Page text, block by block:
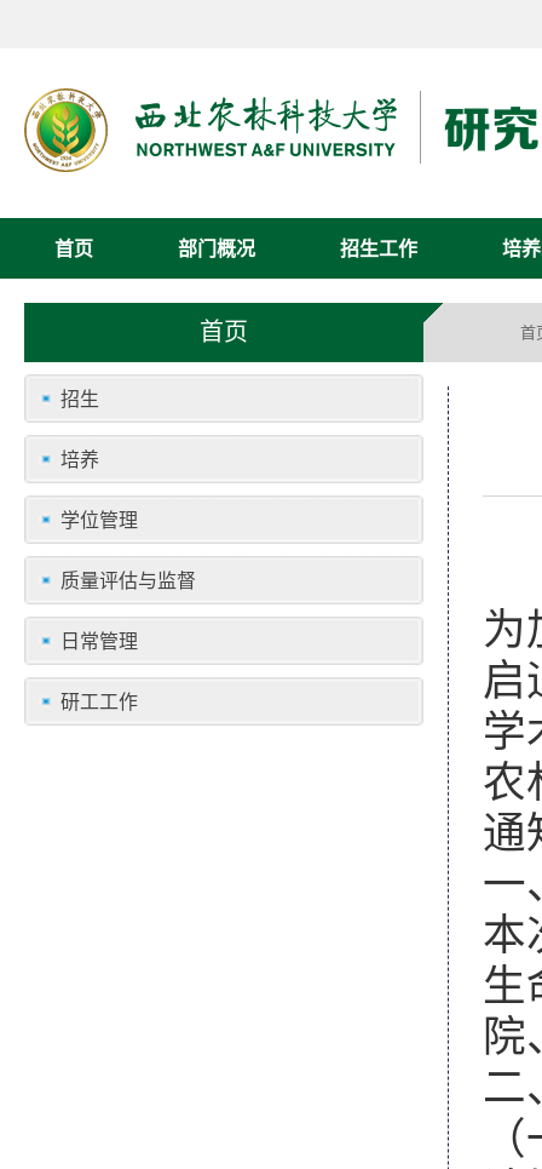
首页 部门概况 招生工作 培
首页 首
招生
培养
学位管理
质量评估与监督
日常管理
研工工作
为
启
学
农
通
一
本
生
院
二